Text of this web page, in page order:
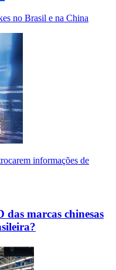
no Brasil e na China
informações de
das marcas chinesas